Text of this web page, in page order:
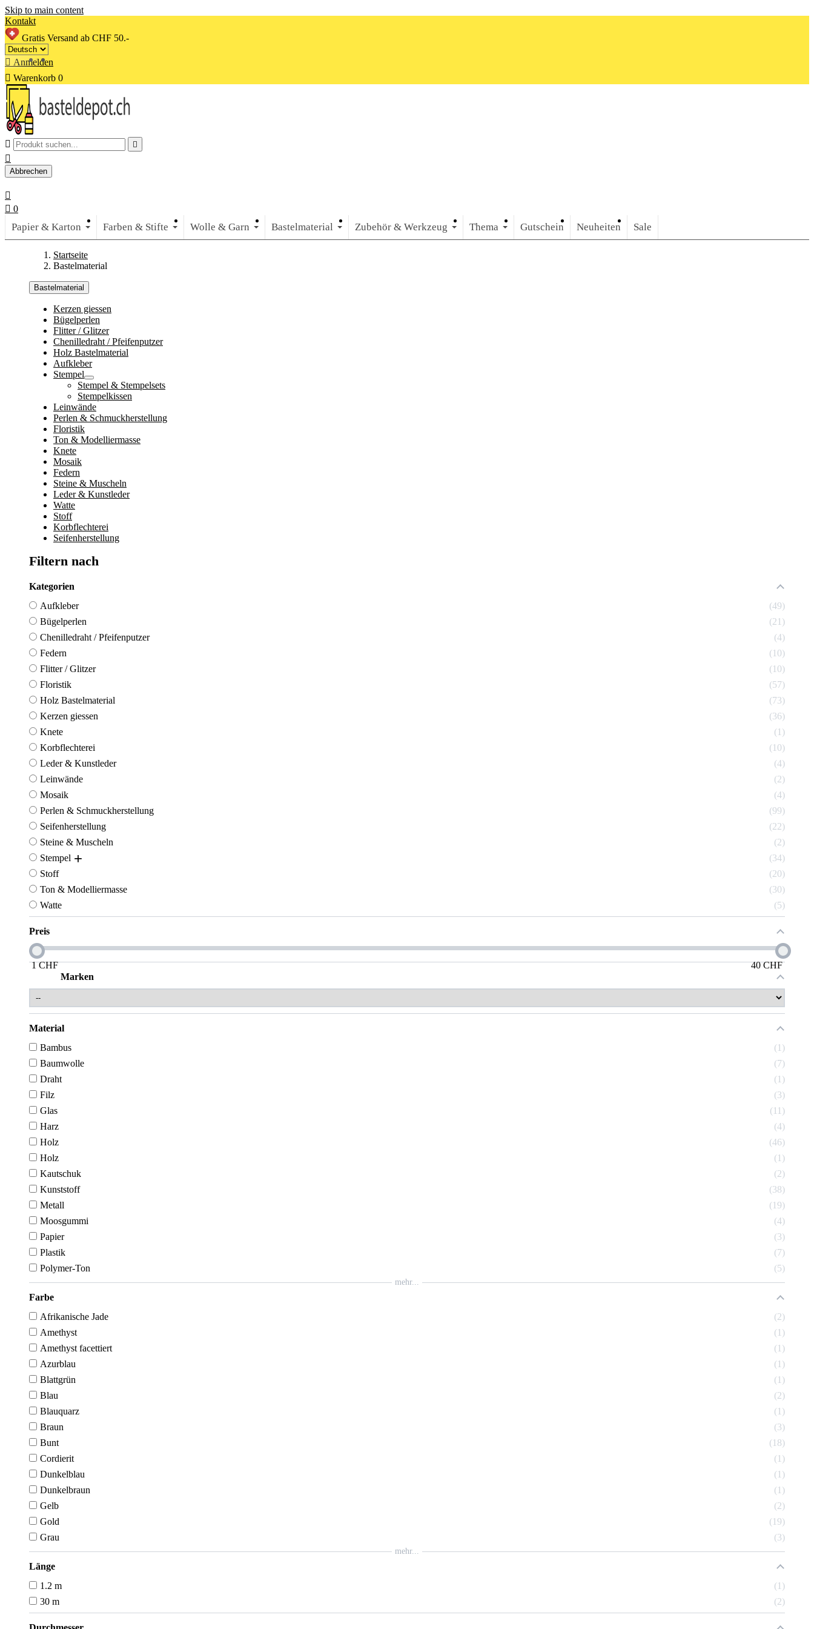
Skip to main content
Kontakt
Gratis Versand ab CHF 50.-
 Anmelden
 Warenkorb 0
 

Abbrechen

 0
Papier & Karton Farben & Stifte Wolle & Garn Bastelmaterial Zubehör & Werkzeug Thema Gutschein Neuheiten Sale
Startseite
Bastelmaterial
Bastelmaterial
Kerzen giessen
Bügelperlen
Flitter / Glitzer
Chenilledraht / Pfeifenputzer
Holz Bastelmaterial
Aufkleber
Stempel
Stempel & Stempelsets
Stempelkissen
Leinwände
Perlen & Schmuckherstellung
Floristik
Ton & Modelliermasse
Knete
Mosaik
Federn
Steine & Muscheln
Leder & Kunstleder
Watte
Stoff
Korbflechterei
Seifenherstellung
Filtern nach
Kategorien
Aufkleber
49
Bügelperlen
21
Chenilledraht / Pfeifenputzer
4
Federn
10
Flitter / Glitzer
10
Floristik
57
Holz Bastelmaterial
73
Kerzen giessen
36
Knete
1
Korbflechterei
10
Leder & Kunstleder
4
Leinwände
2
Mosaik
4
Perlen & Schmuckherstellung
99
Seifenherstellung
22
Steine & Muscheln
2
Stempel
34
Stoff
20
Ton & Modelliermasse
30
Watte
5
Preis
1CHF 40CHF
Marken
Material
Bambus
1
Baumwolle
7
Draht
1
Filz
3
Glas
11
Harz
4
Holz
46
Holz
1
Kautschuk
2
Kunststoff
38
Metall
19
Moosgummi
4
Papier
3
Plastik
7
Polymer-Ton
5
mehr...
Farbe
Afrikanische Jade
2
Amethyst
1
Amethyst facettiert
1
Azurblau
1
Blattgrün
1
Blau
2
Blauquarz
1
Braun
3
Bunt
18
Cordierit
1
Dunkelblau
1
Dunkelbraun
1
Gelb
2
Gold
19
Grau
3
mehr...
Länge
1.2 m
1
30 m
2